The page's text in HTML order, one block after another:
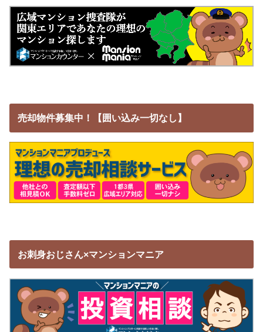
売却物件募集中！【囲い込み一切なし】
お刺身おじさん×マンションマニア